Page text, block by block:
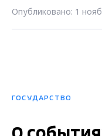
Опубликовано: 1
ГОСУДАРСТВО